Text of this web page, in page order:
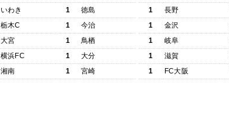
いわき 1
徳島
栃木C 1
今治
大宮 1
鳥栖
横浜FC 1
大分
湘南 1 宮崎
1
長野
1
金沢
1
岐阜
1
滋賀
1
FC大阪